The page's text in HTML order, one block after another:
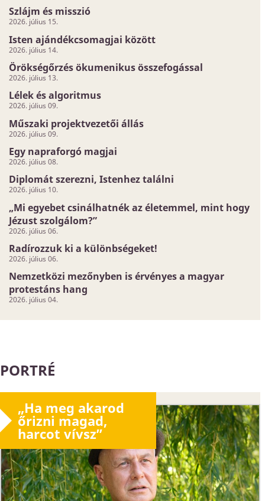
Szlájm és misszió
2026. július 15.
Isten ajándékcsomagjai között
2026. július 14.
Örökségőrzés ökumenikus összefogással
2026. július 13.
Lélek és algoritmus
2026. július 09.
Műszaki projektvezetői állás
2026. július 09.
Egy napraforgó magjai
2026. július 08.
Diplomát szerezni, Istenhez találni
2026. július 10.
„Mi egyebet csinálhatnék az életemmel, mint hogy
Jézust szolgálom?”
2026. július 06.
Radírozzuk ki a különbségeket!
2026. július 06.
Nemzetközi mezőnyben is érvényes a magyar
protestáns hang
2026. július 04.
PORTRÉ
„Ha meg akarod
őrizni magad,
harcot vívsz”